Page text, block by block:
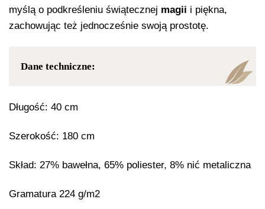
myślą o podkreśleniu świątecznej magii i piękna,
zachowując też jednocześnie swoją prostotę.
Dane techniczne:
Długość: 40 cm
Szerokość: 180 cm
Skład: 27% bawełna, 65% poliester, 8% nić metaliczna
Gramatura 224 g/m2